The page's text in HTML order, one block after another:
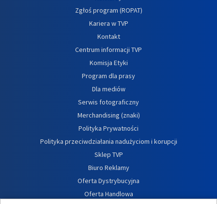
Zgłoś program (ROPAT)
Kariera w TVP
Kontakt
Centrum informacji TVP
Komisja Etyki
Program dla prasy
Dla mediów
Serwis fotograficzny
Merchandising (znaki)
Polityka Prywatności
Polityka przeciwdziałania nadużyciom i korupcji
Sklep TVP
Biuro Reklamy
Oferta Dystrybucyjna
Oferta Handlowa